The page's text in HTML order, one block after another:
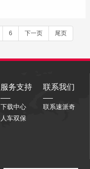
6 下一页 尾页
服务支持
下载中心
人车双保
联系我们
联系速派奇